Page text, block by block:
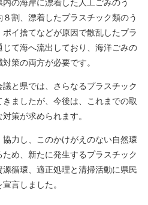
の海岸に漂着した人工ごみのう
割、漂着したプラスチック類のう
イ捨てなどが原因で散乱したプラ
て海へ流出しており、海洋ごみの
策の両方が必要です。
と県では、さらなるプラスチック
ましたが、今後は、これまでの取
策が求められます。
力し、このかけがえのない自然環
め、新たに発生するプラスチック
循環、適正処理と清掃活動に県民
言しました。